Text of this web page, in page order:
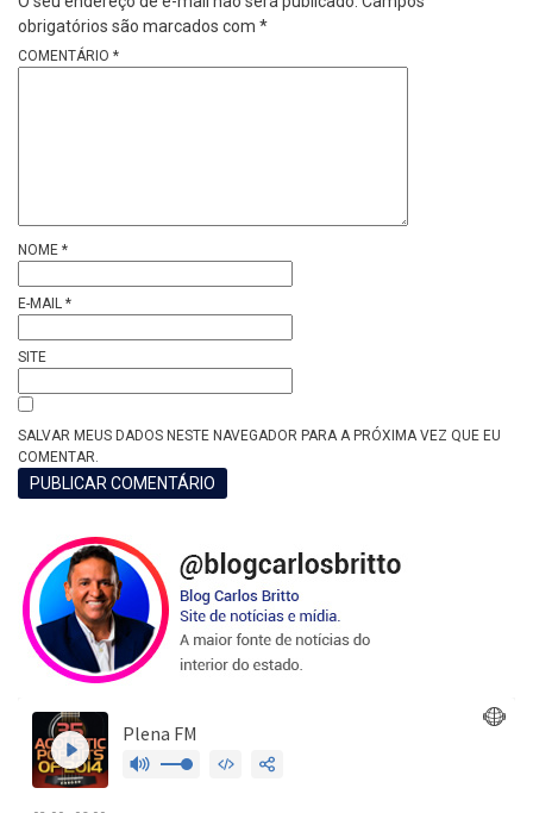
obrigatórios são marcados com *
COMENTÁRIO *
NOME *
E-MAIL *
SITE
SALVAR MEUS DADOS NESTE NAVEGADOR PARA A PRÓXIMA VEZ QUE EU
COMENTAR.